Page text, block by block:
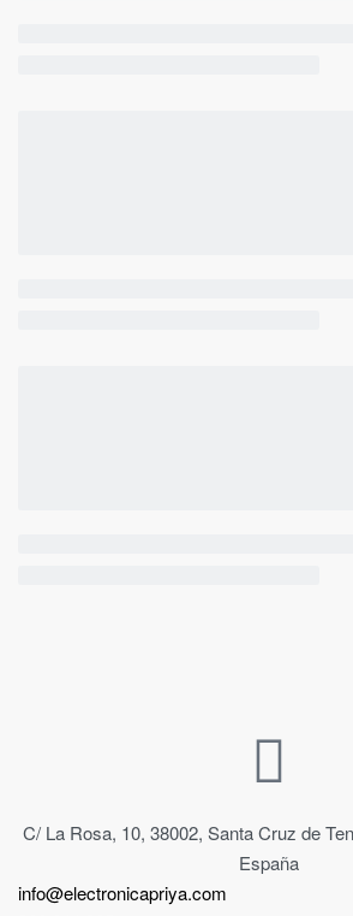
C/ La Rosa, 10, 38002, Santa Cruz de
España
info@electronicapriya.com